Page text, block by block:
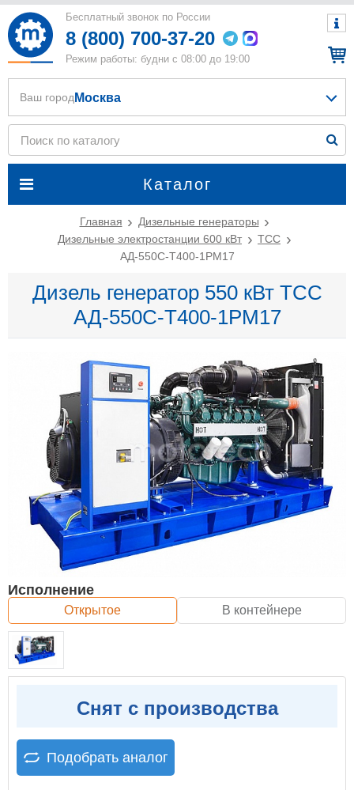
Бесплатный звонок по России
8 (800) 700-37-20
Режим работы: будни с 08:00 до 19:00
Каталог
Ваш город Москва
Главная
Дизельные генераторы
Дизельные электростанции 600 кВт
ТСС
АД-550С-Т400-1РМ17
Дизель генератор 550 кВт ТСС
АД-550С-Т400-1РМ17
Исполнение
Открытое В контейнере
Снят с производства
Подобрать аналог